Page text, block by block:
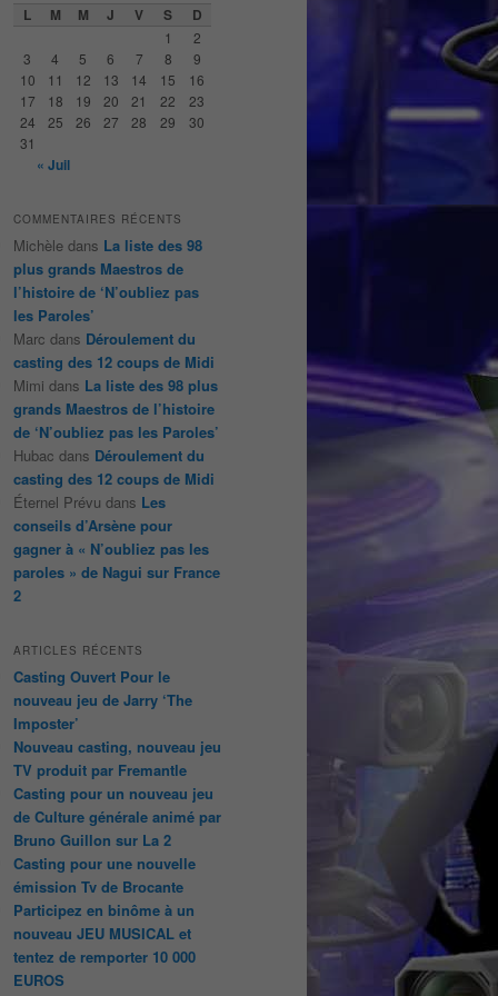
L M M J V S D
1
2
3
4 5 6 7 8
9
10
11 12 13 14 15
16
17
18 19 20 21 22
23
24
25 26 27 28 29
30
31
« Juil
COMMENTAIRES RÉCENTS
Michèle dans La liste des 98
plus grands Maestros de
l’histoire de ‘N’oubliez pas
les Paroles’
Marc dans Déroulement du
casting des 12 coups de Midi
Mimi dans La liste des 98 plus
grands Maestros de l’histoire
de ‘N’oubliez pas les Paroles’
Hubac dans Déroulement du
casting des 12 coups de Midi
Éternel Prévu dans Les
conseils d’Arsène pour
gagner à « N’oubliez pas les
paroles » de Nagui sur France
2
ARTICLES RÉCENTS
Casting Ouvert Pour le
nouveau jeu de Jarry ‘The
Imposter’
Nouveau casting, nouveau jeu
TV produit par Fremantle
Casting pour un nouveau jeu
de Culture générale animé par
Bruno Guillon sur La 2
Casting pour une nouvelle
émission Tv de Brocante
Participez en binôme à un
nouveau JEU MUSICAL et
tentez de remporter 10 000
EUROS